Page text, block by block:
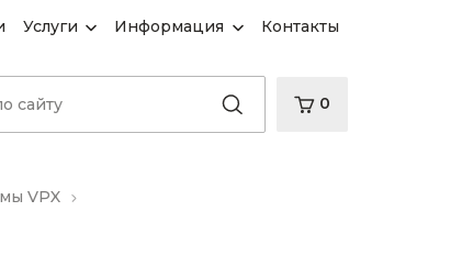
Услуги Информация Контакты
0
VPX